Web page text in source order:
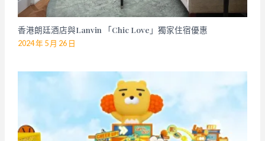
香港朗廷酒店與Lanvin 「Chic Love」獨家住宿優惠
2024 年 5 月 26 日